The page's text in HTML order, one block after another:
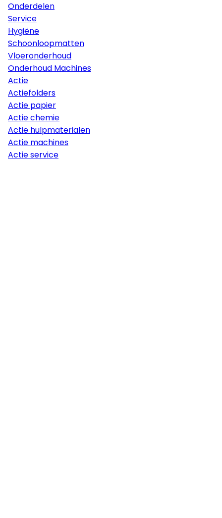
Onderdelen
Service
Hygiëne
Schoonloopmatten
Vloeronderhoud
Onderhoud Machines
Actie
Actiefolders
Actie papier
Actie chemie
Actie hulpmaterialen
Actie machines
Actie service